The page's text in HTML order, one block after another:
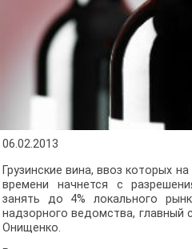
06.02.2013
Грузинские вина, ввоз которых
времени начнется с
занять до 4% локального
надзорного ведомства, главный
Онищенко.